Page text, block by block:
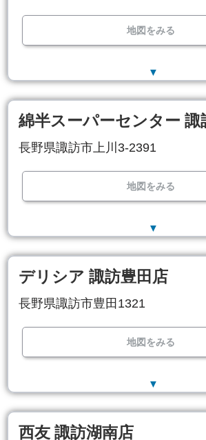
地図をみる
▼
綿半スーパーセンター 諏
長野県諏訪市上川3-2391
地図をみる
▼
デリシア 諏訪豊田店
長野県諏訪市豊田1321
地図をみる
▼
西友 諏訪湖南店